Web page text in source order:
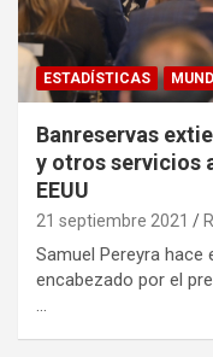
ESTADÍSTICAS
Banreservas
y otros servicios
EEUU
21 septiembre 2021
Samuel Pereyra hace
encabezado por el
…